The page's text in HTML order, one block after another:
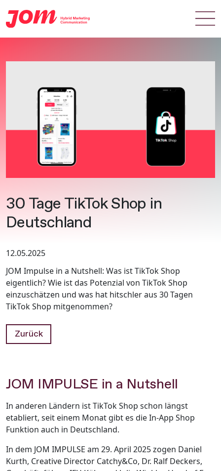
30 Tage TikTok Shop in
Deutschland
12.05.2025
JOM Impulse in a Nutshell: Was ist TikTok Shop
eigentlich? Wie ist das Potenzial von TikTok Shop
einzuschätzen und was hat hitschler aus 30 Tagen
TikTok Shop mitgenommen?
Zurück
JOM IMPULSE in a Nutshell
In anderen Ländern ist TikTok Shop schon längst
etabliert, seit einem Monat gibt es die In-App Shop
Funktion auch in Deutschland.
In dem JOM IMPULSE am 29. April 2025 zogen Daniel
Kurth, Creative Director Catchy&Co, Dr. Ralf Deckers,